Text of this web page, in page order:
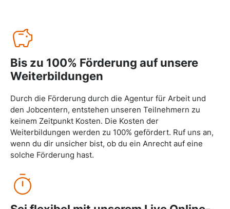
Bis zu 100% Förderung auf unsere
Weiterbildungen
Durch die Förderung durch die Agentur für Arbeit und
den Jobcentern, entstehen unseren Teilnehmern zu
keinem Zeitpunkt Kosten. Die Kosten der
Weiterbildungen werden zu 100% gefördert. Ruf uns an,
wenn du dir unsicher bist, ob du ein Anrecht auf eine
solche Förderung hast.